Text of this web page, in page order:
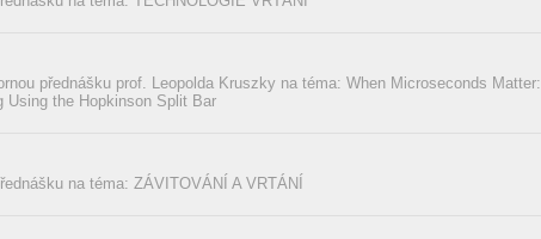
přednášku prof. Leopolda Kruszky na téma: When Microseconds Matter:
Using the Hopkinson Split Bar
na téma: ZÁVITOVÁNÍ A VRTÁNÍ